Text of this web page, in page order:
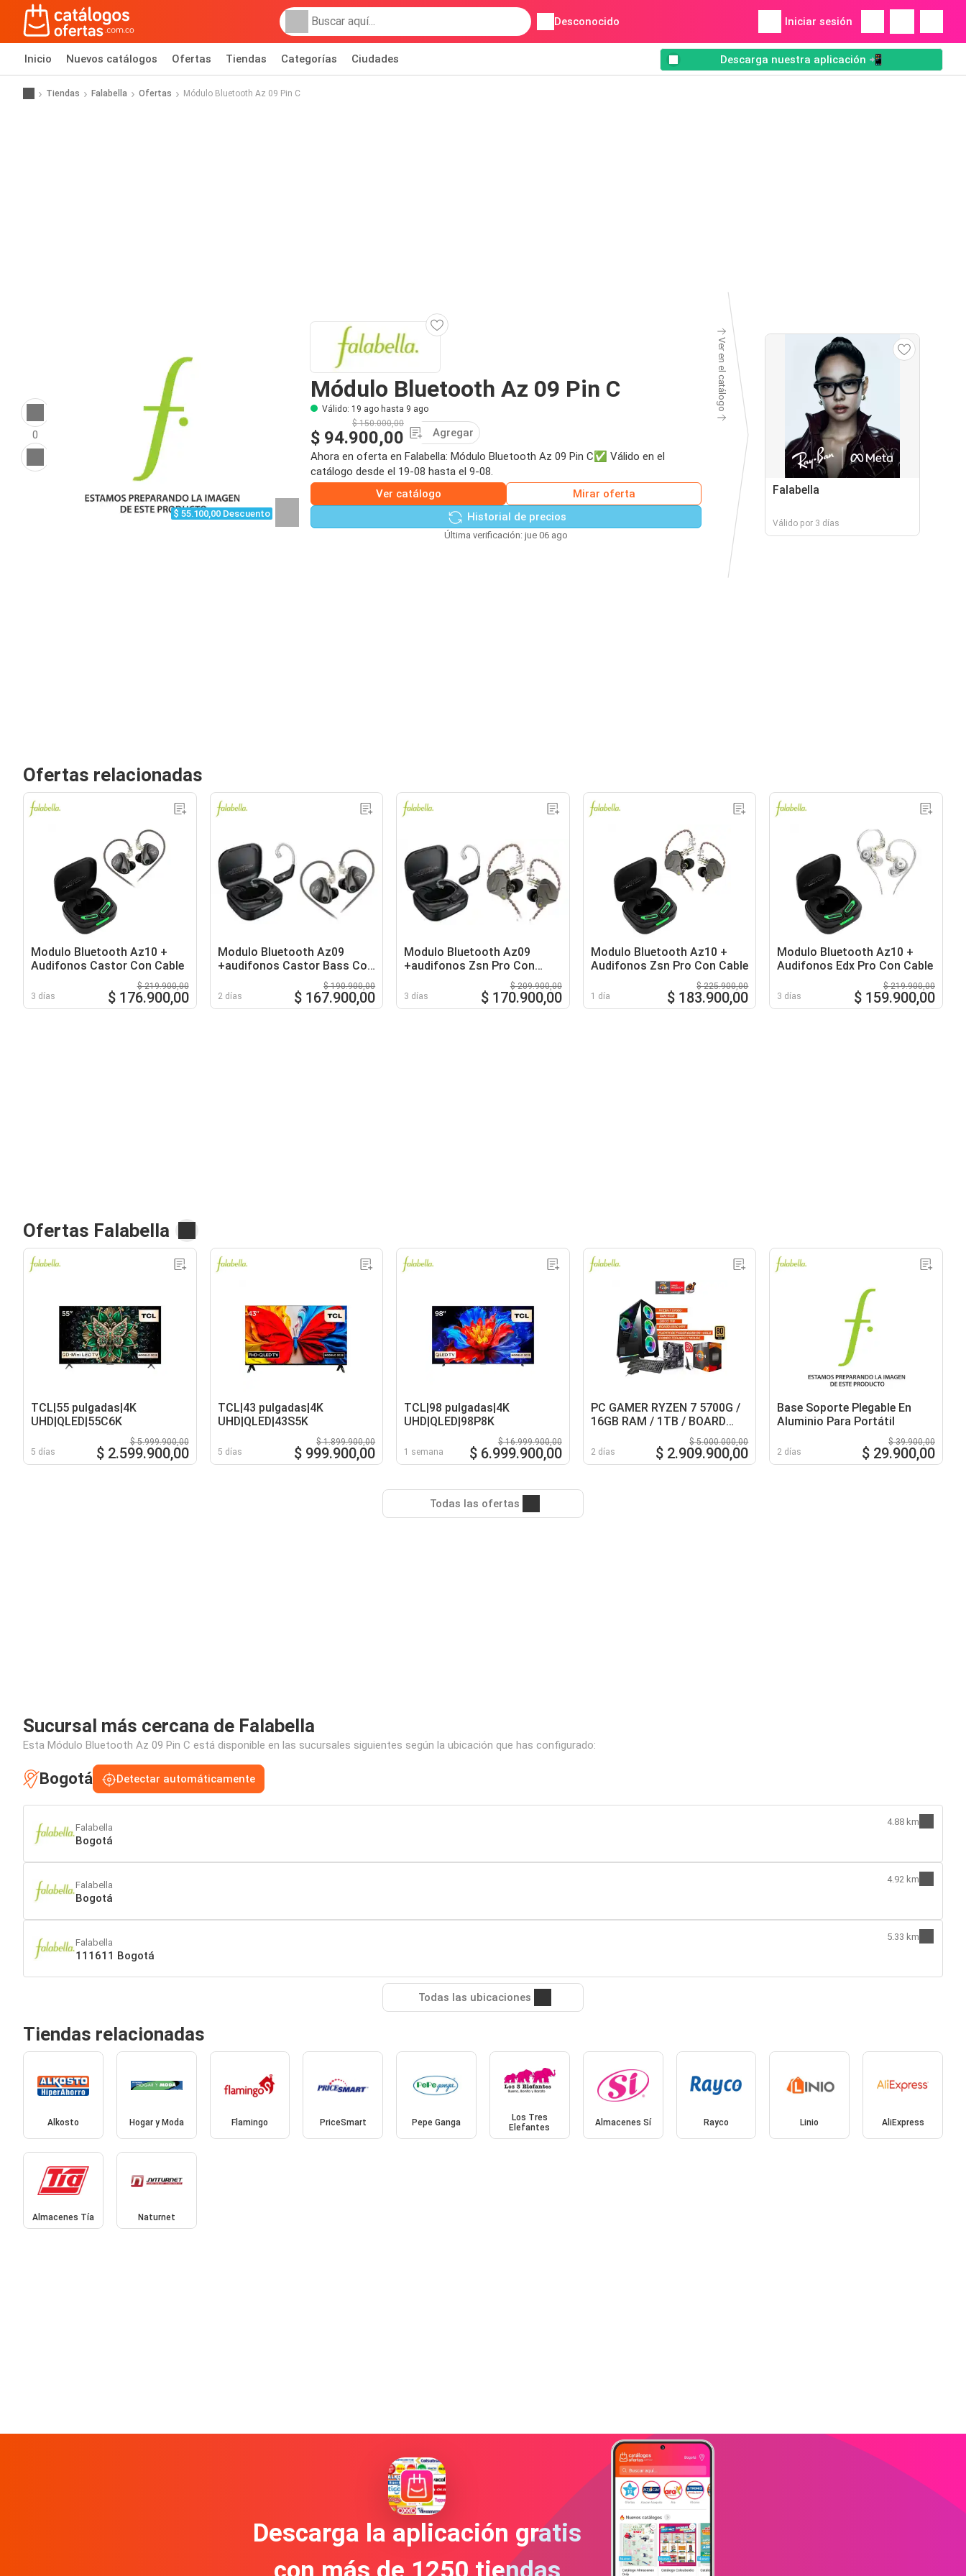
Desconocido Iniciar sesión
Inicio Nuevos catálogos Ofertas Tiendas Categorías Ciudades Descarga nuestra aplicación 📲
Tiendas Falabella Ofertas Módulo Bluetooth Az 09 Pin C
0
$ 55.100,00 Descuento
Módulo Bluetooth Az 09 Pin C
Válido: 19 ago hasta 9 ago
$ 150.000,00
$ 94.900,00
Agregar
Ahora en oferta en Falabella: Módulo Bluetooth Az 09 Pin C✅ Válido en el
catálogo desde el 19-08 hasta el 9-08.
Ver catálogo
Mirar oferta
Historial de precios
Última verificación: jue 06 ago
Ver en el catálogo
Falabella
Válido por 3 días
Ofertas relacionadas
Modulo Bluetooth Az10 +
Audifonos Castor Con Cable
3 días
$ 219.900,00
$ 176.900,00
Modulo Bluetooth Az09
+audifonos Castor Bass Con
2 días
$ 190.900,00
$ 167.900,00
Modulo Bluetooth Az09
+audifonos Zsn Pro Con
3 días
$ 209.900,00
$ 170.900,00
Modulo Bluetooth Az10 +
Audifonos Zsn Pro Con Cable
1 día
$ 225.900,00
$ 183.900,00
Modulo Bluetooth Az10 +
Audifonos Edx Pro Con Cable
3 días
$ 219.900,00
$ 159.900,00
Ofertas Falabella
TCL|55 pulgadas|4K
UHD|QLED|55C6K
5 días
$ 5.999.900,00
$ 2.599.900,00
TCL|43 pulgadas|4K
UHD|QLED|43S5K
5 días
$ 1.899.900,00
$ 999.900,00
TCL|98 pulgadas|4K
UHD|QLED|98P8K
1 semana
$ 16.999.900,00
$ 6.999.900,00
PC GAMER RYZEN 7 5700G /
16GB RAM / 1TB / BOARD
B550 WIFI / FUENTE 600W
80+ GOLD
2 días
$ 5.000.000,00
$ 2.909.900,00
Base Soporte Plegable En
Aluminio Para Portátil
2 días
$ 39.900,00
$ 29.900,00
Todas las ofertas
Sucursal más cercana de Falabella
Esta Módulo Bluetooth Az 09 Pin C está disponible en las sucursales siguientes según la ubicación que has configurado:
Bogotá Detectar automáticamente
Falabella
Bogotá
4.88 km
Falabella
Bogotá
4.92 km
Falabella
111611 Bogotá
5.33 km
Todas las ubicaciones
Tiendas relacionadas
Alkosto Hogar y Moda Flamingo PriceSmart Pepe Ganga
Los Tres
Elefantes
Almacenes Sí Rayco Linio AliExpress
Almacenes Tía Naturnet
Descarga la aplicación gratis